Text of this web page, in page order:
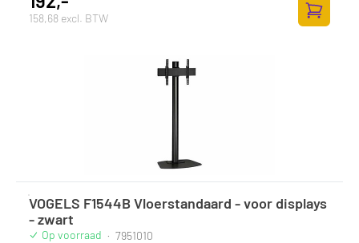
158,68 excl. BTW
VOGELS F1544B Vloerstandaard - voor displays
- zwart
Op voorraad · 7951010